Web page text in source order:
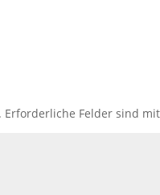
Erforderliche Felder sind mit